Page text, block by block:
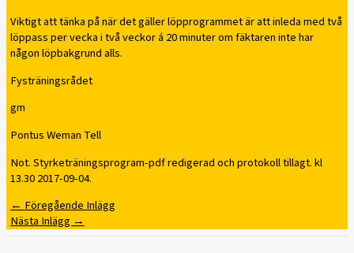
Viktigt att tänka på när det gäller löpprogrammet är att inleda med två
löppass per vecka i två veckor á 20 minuter om fäktaren inte har
någon löpbakgrund alls.
Fysträningsrådet
gm
Pontus Weman Tell
Not. Styrketräningsprogram-pdf redigerad och protokoll tillagt. kl
13.30 2017-09-04.
←Föregående Inlägg
Nästa Inlägg→